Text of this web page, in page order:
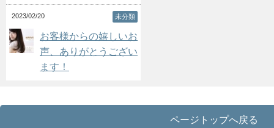
2023/02/20 未分類
お客様からの嬉しいお
声、ありがとうござい
ます！
ページトップへ戻る